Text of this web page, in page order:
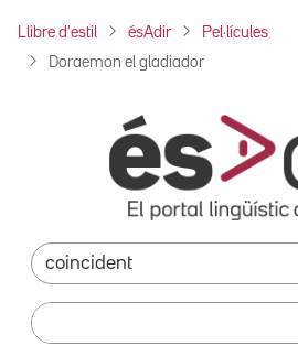
Llibre d'estil ésAdir Pel·lícules
Doraemon el gladiador